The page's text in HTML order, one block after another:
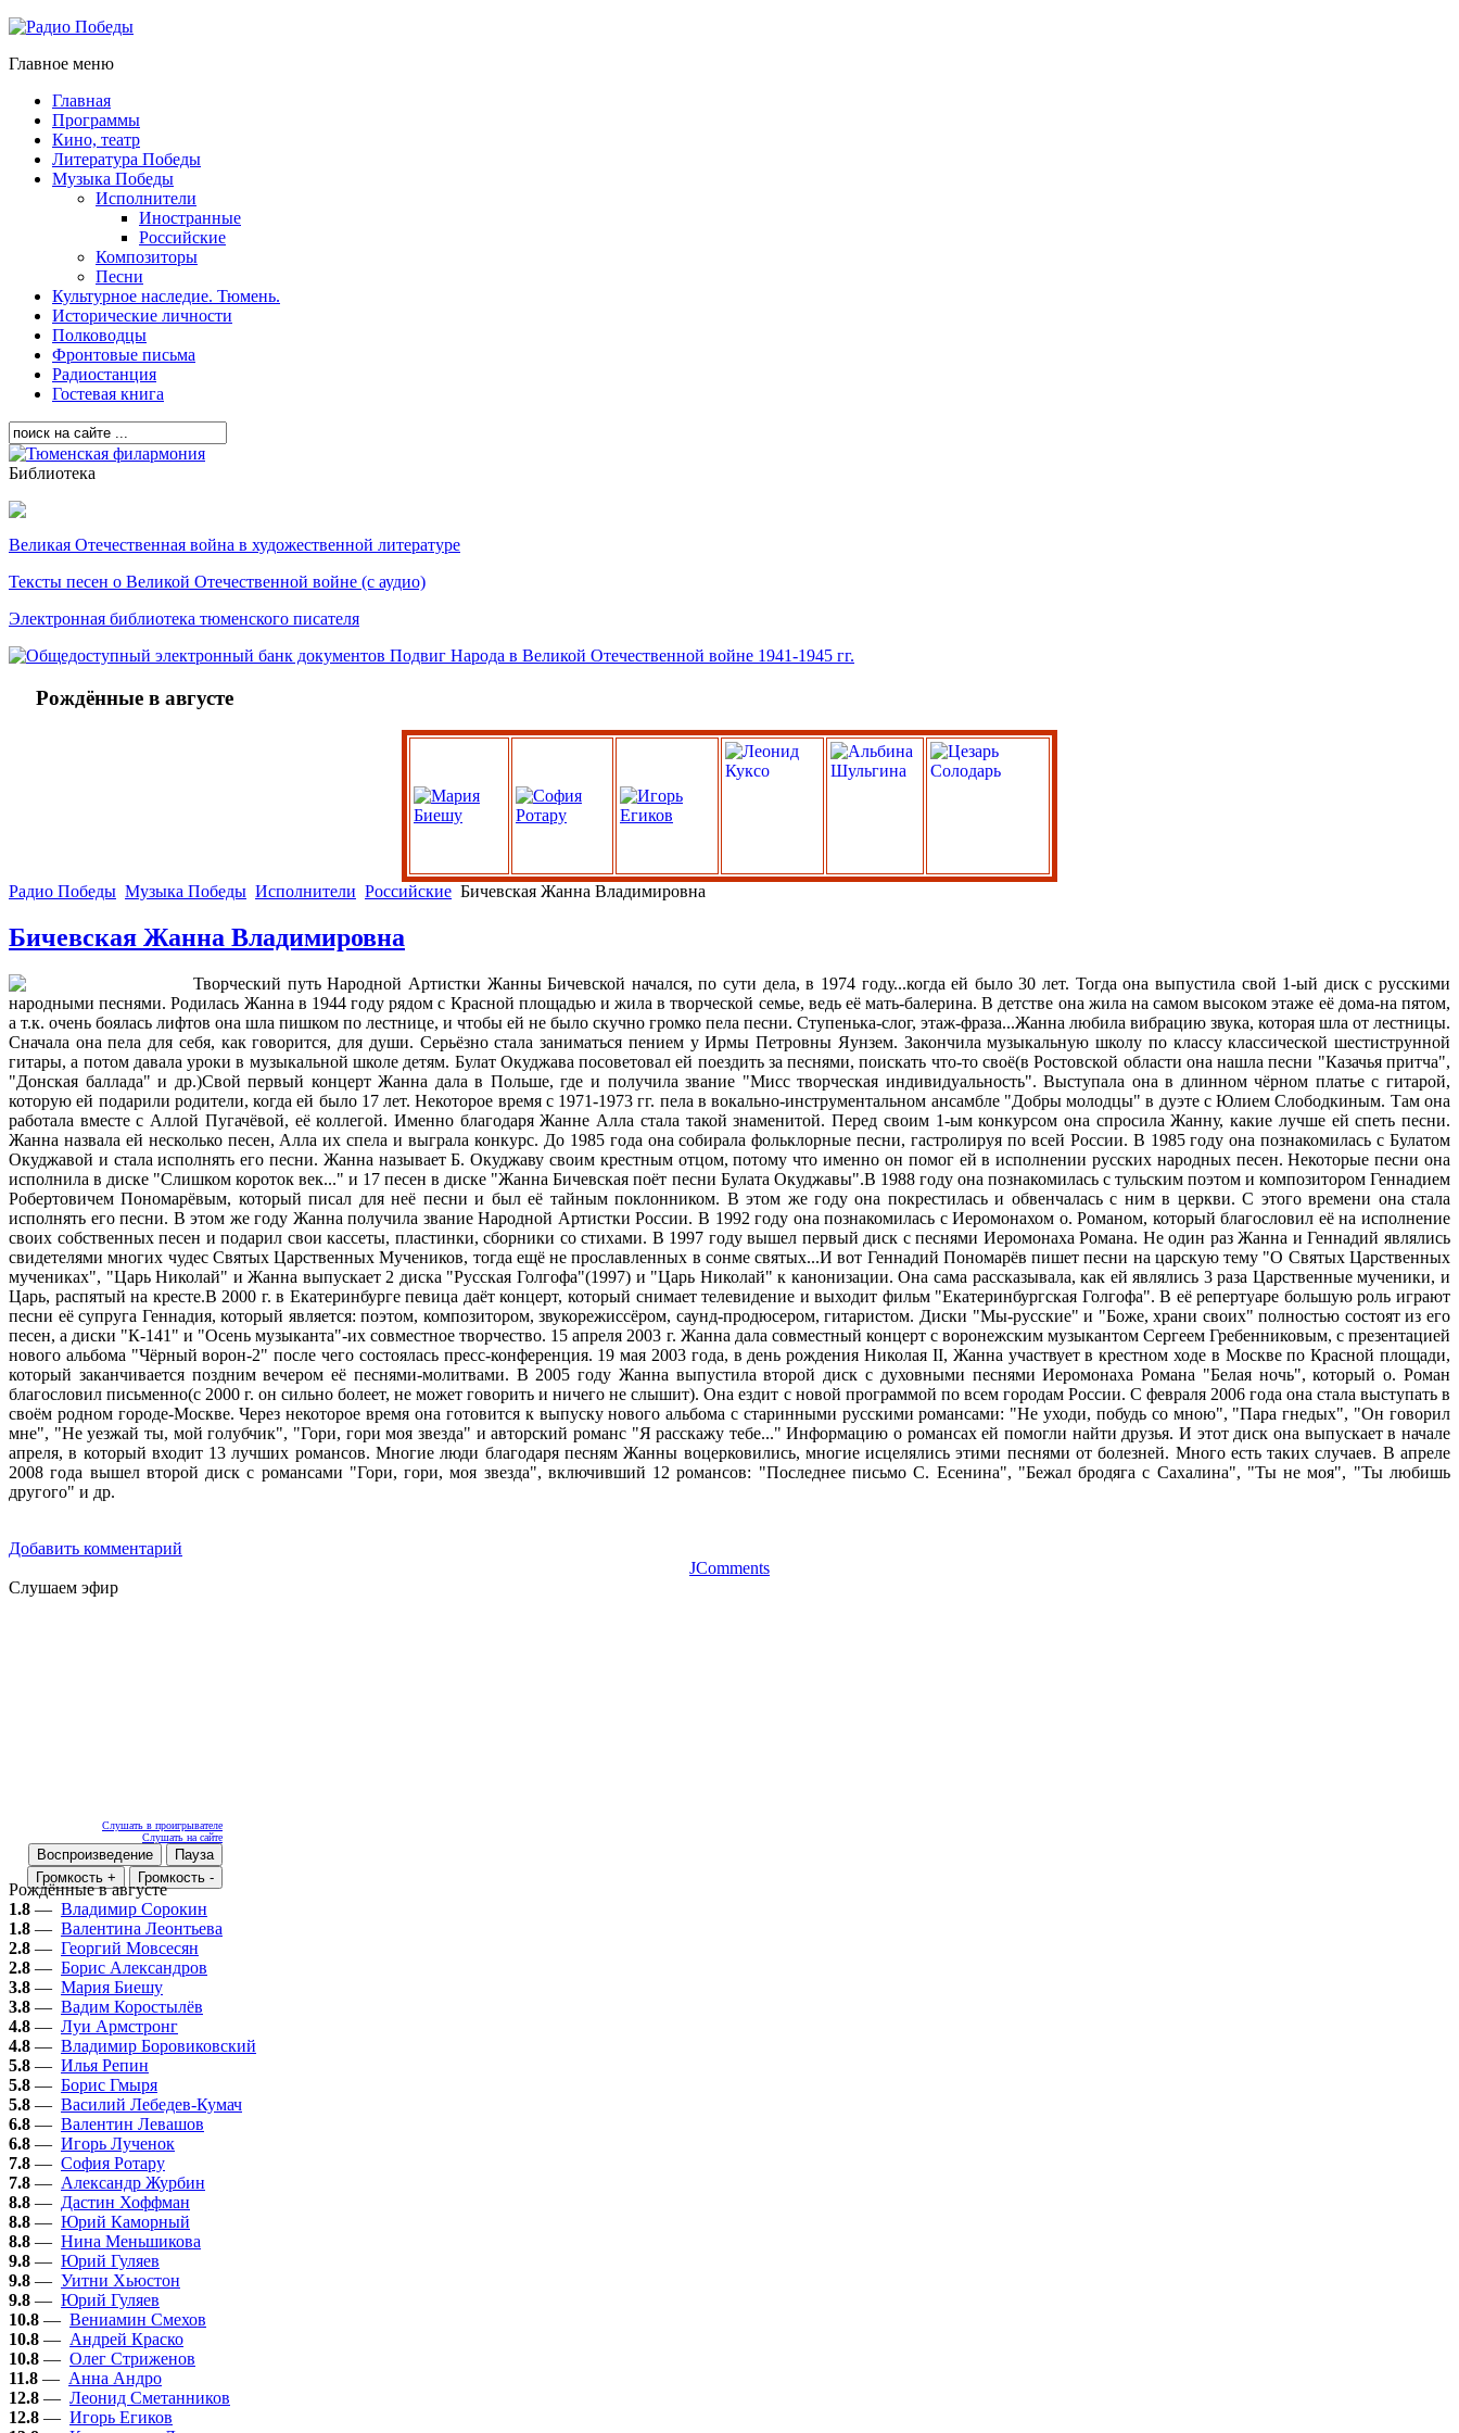
Главное меню
Главная
Программы
Кино, театр
Литература Победы
Музыка Победы
Исполнители
Иностранные
Российские
Композиторы
Песни
Культурное наследие. Тюмень.
Исторические личности
Полководцы
Фронтовые письма
Радиостанция
Гостевая книга
Библиотека
Великая Отечественная война в художественной литературе
Тексты песен о Великой Отечественной войне (с аудио)
Электронная библиотека тюменского писателя
Рождённые в августе
Радио Победы Музыка Победы Исполнители Российские Бичевская Жанна Владимировна
Бичевская Жанна Владимировна
Творческий путь Народной Артистки Жанны Бичевской начался, по сути дела, в 1974 году...когда ей было 30 лет. Тогда она выпустила свой 1-ый диск с русскими
народными песнями. Родилась Жанна в 1944 году рядом с Красной площадью и жила в творческой семье, ведь её мать-балерина. В детстве она жила на самом высоком этаже её дома-на пятом,
а т.к. очень боялась лифтов она шла пишком по лестнице, и чтобы ей не было скучно громко пела песни. Ступенька-слог, этаж-фраза...Жанна любила вибрацию звука, которая шла от лестницы.
Сначала она пела для себя, как говорится, для души. Серьёзно стала заниматься пением у Ирмы Петровны Яунзем. Закончила музыкальную школу по классу классической шестиструнной
гитары, а потом давала уроки в музыкальной школе детям. Булат Окуджава посоветовал ей поездить за песнями, поискать что-то своё(в Ростовской области она нашла песни "Казачья притча",
"Донская баллада" и др.)Свой первый концерт Жанна дала в Польше, где и получила звание "Мисс творческая индивидуальность". Выступала она в длинном чёрном платье с гитарой,
которую ей подарили родители, когда ей было 17 лет. Некоторое время с 1971-1973 гг. пела в вокально-инструментальном ансамбле "Добры молодцы" в дуэте с Юлием Слободкиным. Там она
работала вместе с Аллой Пугачёвой, её коллегой. Именно благодаря Жанне Алла стала такой знаменитой. Перед своим 1-ым конкурсом она спросила Жанну, какие лучше ей спеть песни.
Жанна назвала ей несколько песен, Алла их спела и выграла конкурс. До 1985 года она собирала фольклорные песни, гастролируя по всей России. В 1985 году она познакомилась с Булатом
Окуджавой и стала исполнять его песни. Жанна называет Б. Окуджаву своим крестным отцом, потому что именно он помог ей в исполнении русских народных песен. Некоторые песни она
исполнила в диске "Слишком короток век..." и 17 песен в диске "Жанна Бичевская поёт песни Булата Окуджавы".В 1988 году она познакомилась с тульским поэтом и композитором Геннадием
Робертовичем Пономарёвым, который писал для неё песни и был её тайным поклонником. В этом же году она покрестилась и обвенчалась с ним в церкви. С этого времени она стала
исполнять его песни. В этом же году Жанна получила звание Народной Артистки России. В 1992 году она познакомилась с Иеромонахом о. Романом, который благословил её на исполнение
своих собственных песен и подарил свои кассеты, пластинки, сборники со стихами. В 1997 году вышел первый диск с песнями Иеромонаха Романа. Не один раз Жанна и Геннадий являлись
свидетелями многих чудес Святых Царственных Мучеников, тогда ещё не прославленных в сонме святых...И вот Геннадий Пономарёв пишет песни на царскую тему "О Святых Царственных
мучениках", "Царь Николай" и Жанна выпускает 2 диска "Русская Голгофа"(1997) и "Царь Николай" к канонизации. Она сама рассказывала, как ей являлись 3 раза Царственные мученики, и
Царь, распятый на кресте.В 2000 г. в Екатеринбурге певица даёт концерт, который снимает телевидение и выходит фильм "Екатеринбургская Голгофа". В её репертуаре большую роль играют
песни её супруга Геннадия, который является: поэтом, композитором, звукорежиссёром, саунд-продюсером, гитаристом. Диски "Мы-русские" и "Боже, храни своих" полностью состоят из его
песен, а диски "К-141" и "Осень музыканта"-их совместное творчество. 15 апреля 2003 г. Жанна дала совместный концерт с воронежским музыкантом Сергеем Гребенниковым, с презентацией
нового альбома "Чёрный ворон-2" после чего состоялась пресс-конференция. 19 мая 2003 года, в день рождения Николая II, Жанна участвует в крестном ходе в Москве по Красной площади,
который заканчивается поздним вечером её песнями-молитвами. В 2005 году Жанна выпустила второй диск с духовными песнями Иеромонаха Романа "Белая ночь", который о. Роман
благословил письменно(с 2000 г. он сильно болеет, не может говорить и ничего не слышит). Она ездит с новой программой по всем городам России. С февраля 2006 года она стала выступать в
своём родном городе-Москве. Через некоторое время она готовится к выпуску нового альбома с старинными русскими романсами: "Не уходи, побудь со мною", "Пара гнедых", "Он говорил
мне", "Не уезжай ты, мой голубчик", "Гори, гори моя звезда" и авторский романс "Я расскажу тебе..." Информацию о романсах ей помогли найти друзья. И этот диск она выпускает в начале
апреля, в который входит 13 лучших романсов. Многие люди благодаря песням Жанны воцерковились, многие исцелялись этими песнями от болезней. Много есть таких случаев. В апреле
2008 года вышел второй диск с романсами "Гори, гори, моя звезда", включивший 12 романсов: "Последнее письмо С. Есенина", "Бежал бродяга с Сахалина", "Ты не моя", "Ты любишь
другого" и др.
Добавить комментарий
JComments
Слушаем эфир
Слушать в проигрывателе
Слушать на сайте
Воспроизведение
Пауза
Громкость +
Громкость -
Рождённые в августе
1.8 — Владимир Сорокин
1.8 — Валентина Леонтьева
2.8 — Георгий Мовсесян
2.8 — Борис Александров
3.8 — Мария Биешу
3.8 — Вадим Коростылёв
4.8 — Луи Армстронг
4.8 — Владимир Боровиковский
5.8 — Илья Репин
5.8 — Борис Гмыря
5.8 — Василий Лебедев-Кумач
6.8 — Валентин Левашов
6.8 — Игорь Лученок
7.8 — София Ротару
7.8 — Александр Журбин
8.8 — Дастин Хоффман
8.8 — Юрий Каморный
8.8 — Нина Меньшикова
9.8 — Юрий Гуляев
9.8 — Уитни Хьюстон
9.8 — Юрий Гуляев
10.8 — Вениамин Смехов
10.8 — Андрей Краско
10.8 — Олег Стриженов
11.8 — Анна Андро
12.8 — Леонид Сметанников
12.8 — Игорь Егиков